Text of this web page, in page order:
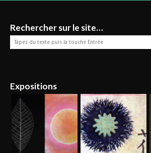
Rechercher sur le site…
Expositions